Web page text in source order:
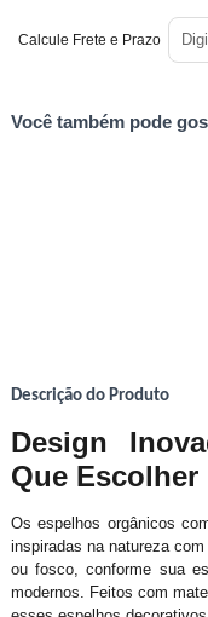
Calcule Frete e Prazo
Você também pode
Descrição do Produto
Design
Que
Os espelhos orgânicos
inspiradas na natureza
ou fosco, conforme sua
modernos. Feitos com